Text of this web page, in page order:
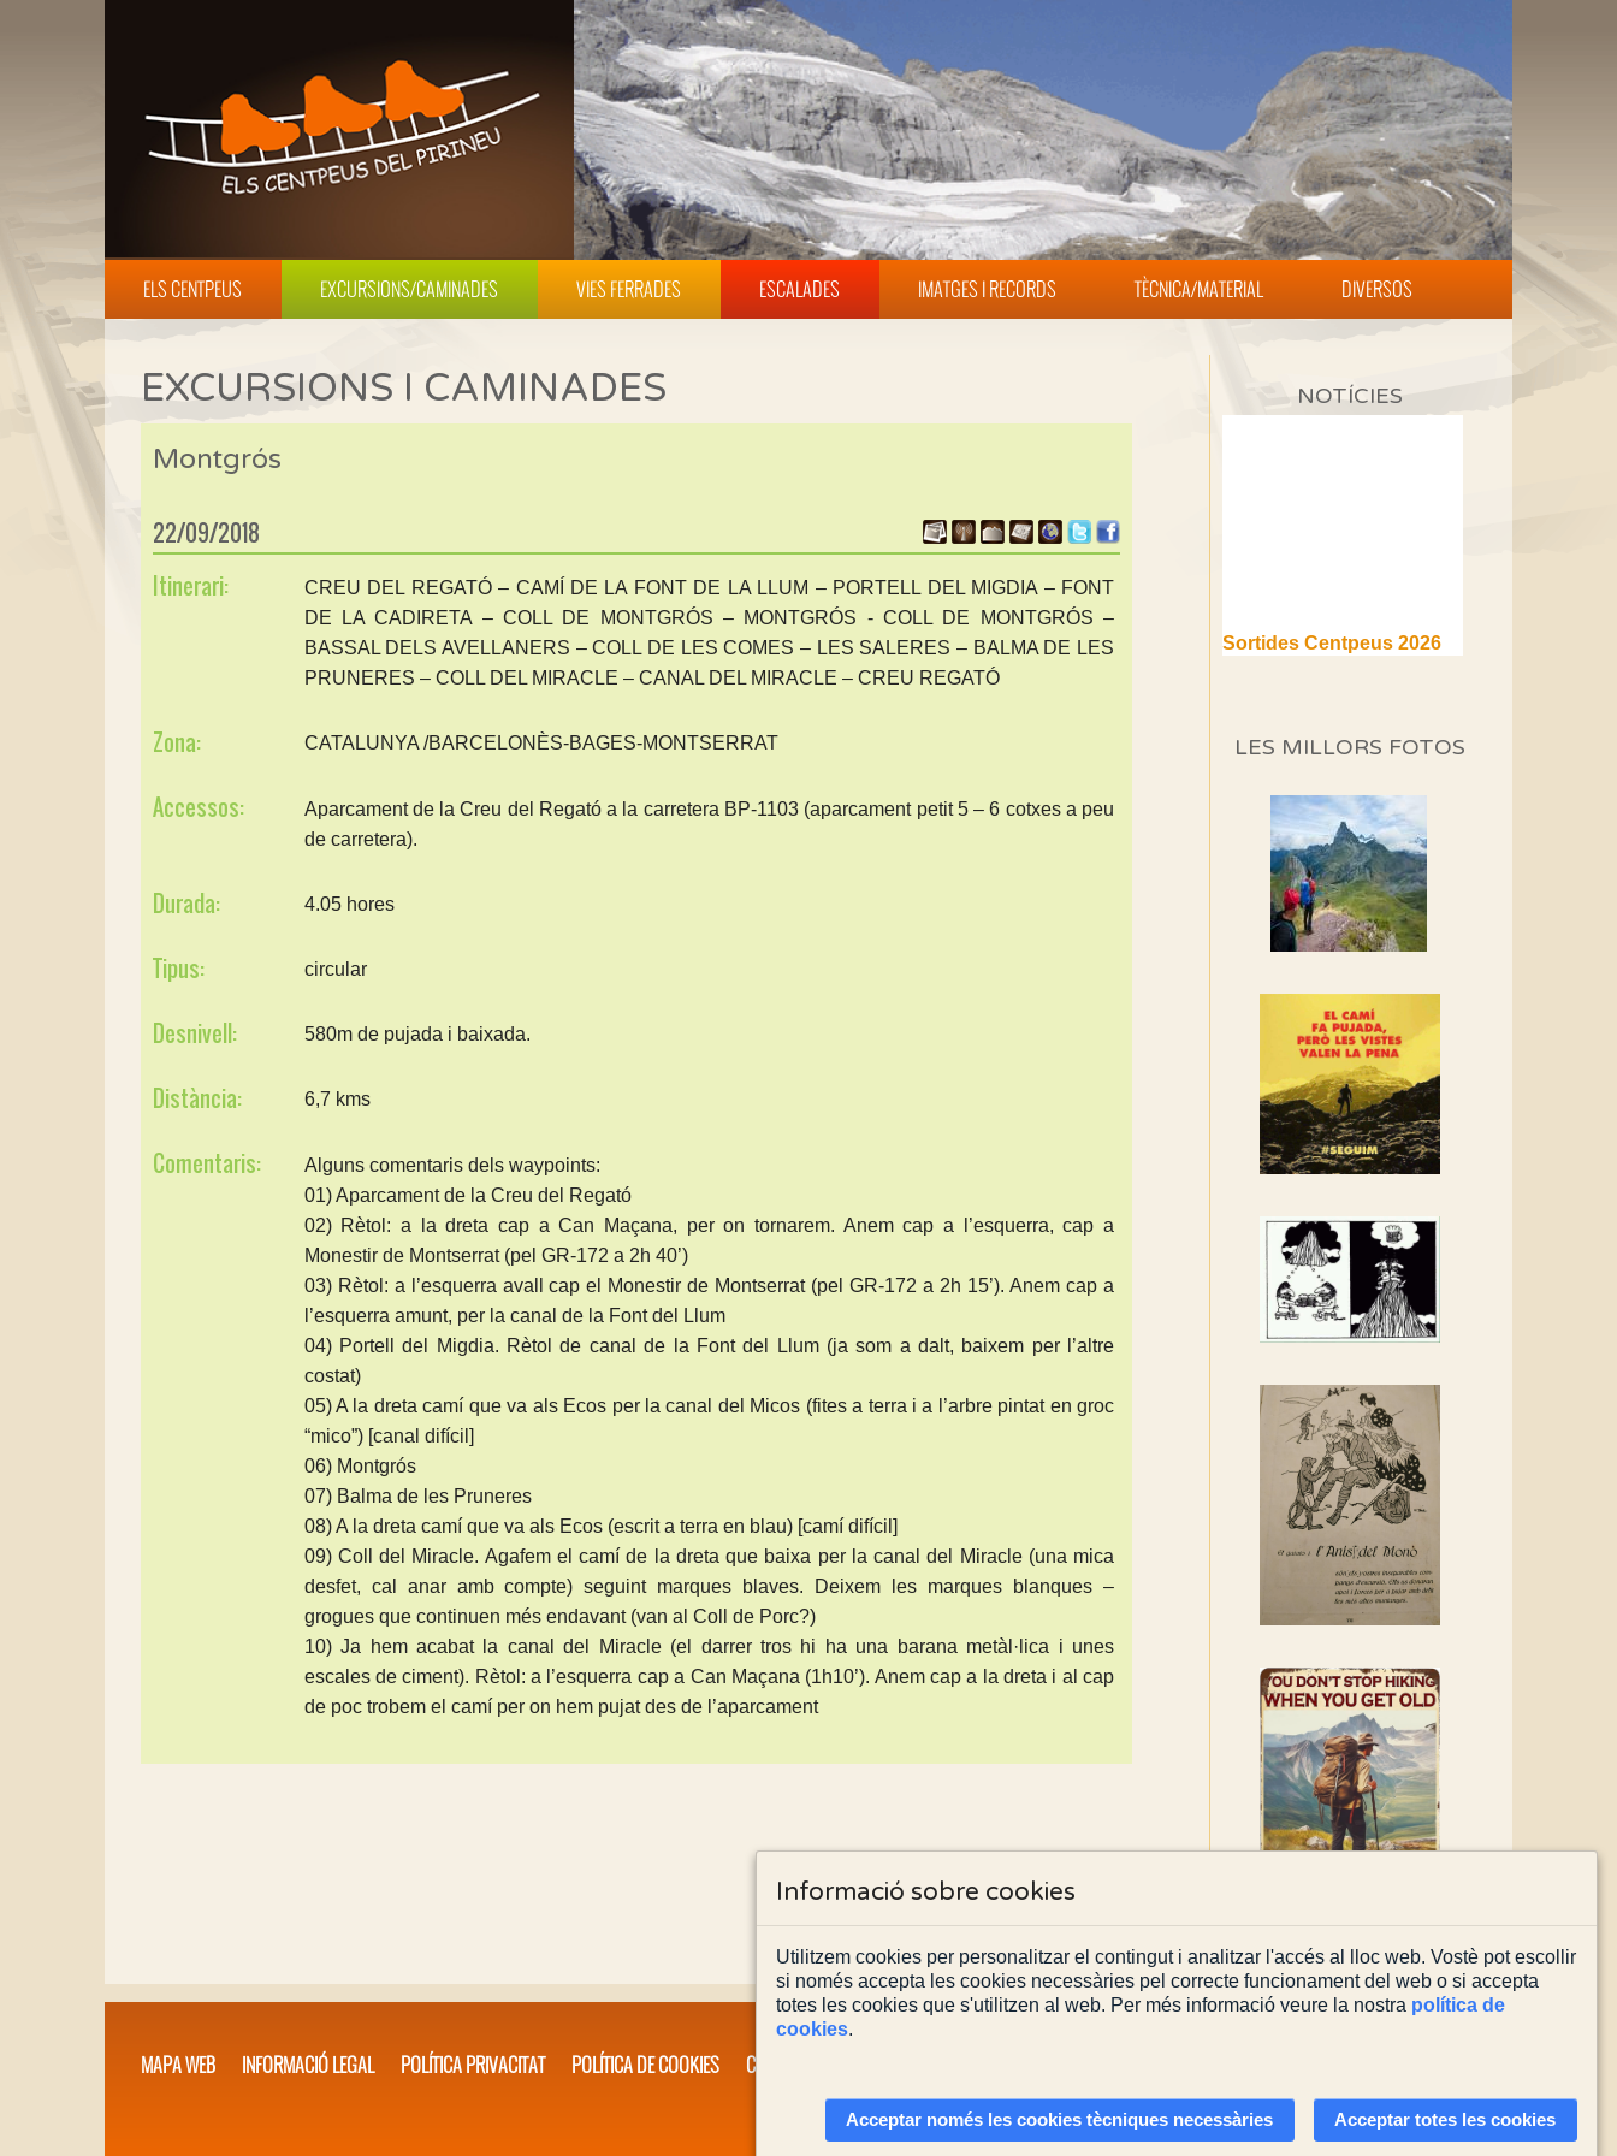
ELS CENTPEUS EXCURSIONS/CAMINADES VIES FERRADES ESCALADES IMATGES I RECORDS TÈCNICA/MATERIAL DIVERSOS
EXCURSIONS I CAMINADES
Montgrós
22/09/2018
Itinerari:
CREU DEL REGATÓ – CAMÍ DE LA FONT DE LA LLUM – PORTELL DEL MIGDIA – FONT
DE LA CADIRETA – COLL DE MONTGRÓS – MONTGRÓS - COLL DE MONTGRÓS –
BASSAL DELS AVELLANERS – COLL DE LES COMES – LES SALERES – BALMA DE LES
PRUNERES – COLL DEL MIRACLE – CANAL DEL MIRACLE – CREU REGATÓ
Zona: CATALUNYA /BARCELONÈS-BAGES-MONTSERRAT
Accessos:
Aparcament de la Creu del Regató a la carretera BP-1103 (aparcament petit 5 – 6 cotxes a peu
de carretera).
Durada: 4.05 hores
Tipus: circular
Desnivell: 580m de pujada i baixada.
Distància: 6,7 kms
Comentaris:
Alguns comentaris dels waypoints:
01) Aparcament de la Creu del Regató
02) Rètol: a la dreta cap a Can Maçana, per on tornarem. Anem cap a l’esquerra, cap a
Monestir de Montserrat (pel GR-172 a 2h 40’)
03) Rètol: a l’esquerra avall cap el Monestir de Montserrat (pel GR-172 a 2h 15’). Anem cap a
l’esquerra amunt, per la canal de la Font del Llum
04) Portell del Migdia. Rètol de canal de la Font del Llum (ja som a dalt, baixem per l’altre
costat)
05) A la dreta camí que va als Ecos per la canal del Micos (fites a terra i a l’arbre pintat en groc
“mico”) [canal difícil]
06) Montgrós
07) Balma de les Pruneres
08) A la dreta camí que va als Ecos (escrit a terra en blau) [camí difícil]
09) Coll del Miracle. Agafem el camí de la dreta que baixa per la canal del Miracle (una mica
desfet, cal anar amb compte) seguint marques blaves. Deixem les marques blanques –
grogues que continuen més endavant (van al Coll de Porc?)
10) Ja hem acabat la canal del Miracle (el darrer tros hi ha una barana metàl·lica i unes
escales de ciment). Rètol: a l’esquerra cap a Can Maçana (1h10’). Anem cap a la dreta i al cap
de poc trobem el camí per on hem pujat des de l’aparcament
NOTÍCIES
(1a part)
Si no podem caminar,
alguna cosa hem de fer...
Els Centpeus signen el
Manifest a favor dels
Camins Vells
associació adhereix-te al
manifest!
Rebem un diploma dels
Amics de Sant Aniol
d'Aguja
Els Centpeus estem
recuperació del refugi i de
l'entorn de Sant Aniol
LES MILLORS FOTOS
MAPA WEB INFORMACIÓ LEGAL POLÍTICA PRIVACITAT POLÍTICA DE COOKIES CONTACTA'NS
Actualitzada el03/08/2026
Informació sobre cookies
Utilitzem cookies per personalitzar el contingut i analitzar l'accés al lloc web. Vostè pot escollir
si només accepta les cookies necessàries pel correcte funcionament del web o si accepta
totes les cookies que s'utilitzen al web. Per més informació veure la nostra política de
cookies.
Acceptar només les cookies tècniques necessàries Acceptar totes les cookies